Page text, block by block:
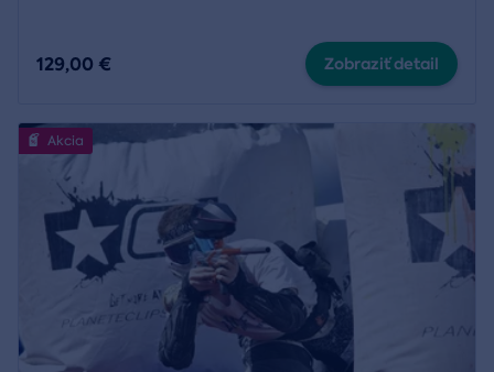
129,00 € Zobraziť detail
Akcia